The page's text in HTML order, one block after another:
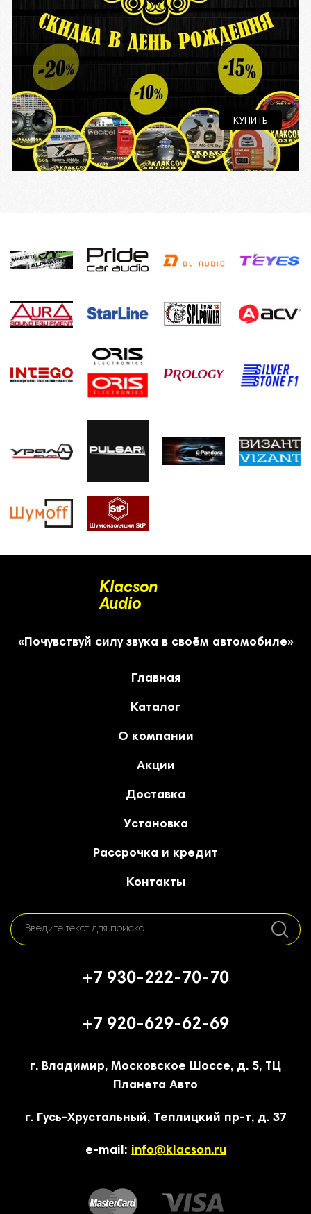
i КУПИТЬ
Klacson
Audio
«Почувствуй силу звука в своём автомобиле»
Главная
Каталог
О компании
Акции
Доставка
Установка
Рассрочка и кредит
Контакты
+7 930-222-70-70
+7 920-629-62-69
г. Владимир, Московское Шоссе, д. 5, ТЦ
Планета Авто
г. Гусь-Хрустальный, Теплицкий пр-т, д. 37
e-mail: info@klacson.ru